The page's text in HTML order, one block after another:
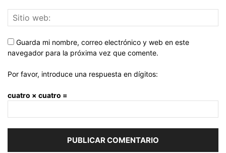
Guarda mi nombre, correo electrónico y web en este
navegador para la próxima vez que comente.
Por favor, introduce una respuesta en dígitos:
cuatro × cuatro =